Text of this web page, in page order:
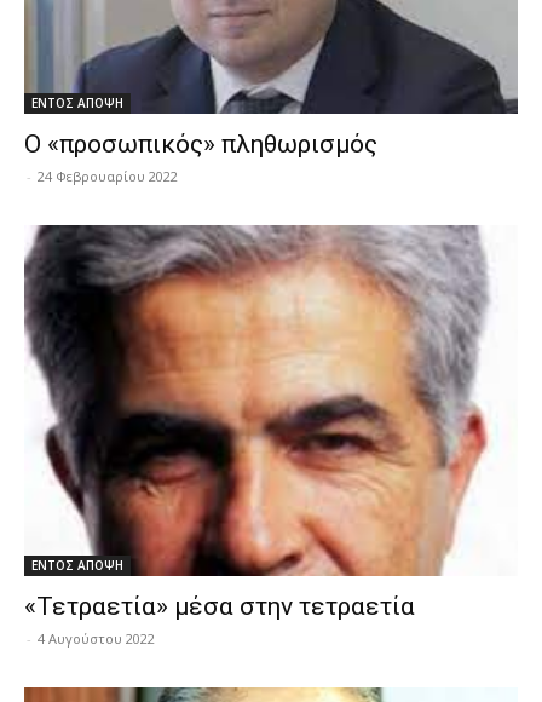
ΕΝΤΟΣ ΑΠΟΨΗ
Ο «προσωπικός» πληθωρισμός
- 24 Φεβρουαρίου 2022
ΕΝΤΟΣ ΑΠΟΨΗ
«Τετραετία» μέσα στην τετραετία
- 4 Αυγούστου 2022